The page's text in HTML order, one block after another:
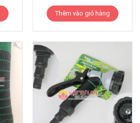
Thêm vào giỏ hàng